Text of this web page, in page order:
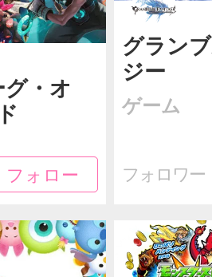
・オ
フォロー
フォロー
グラン
ジー
ゲーム
フォロワー